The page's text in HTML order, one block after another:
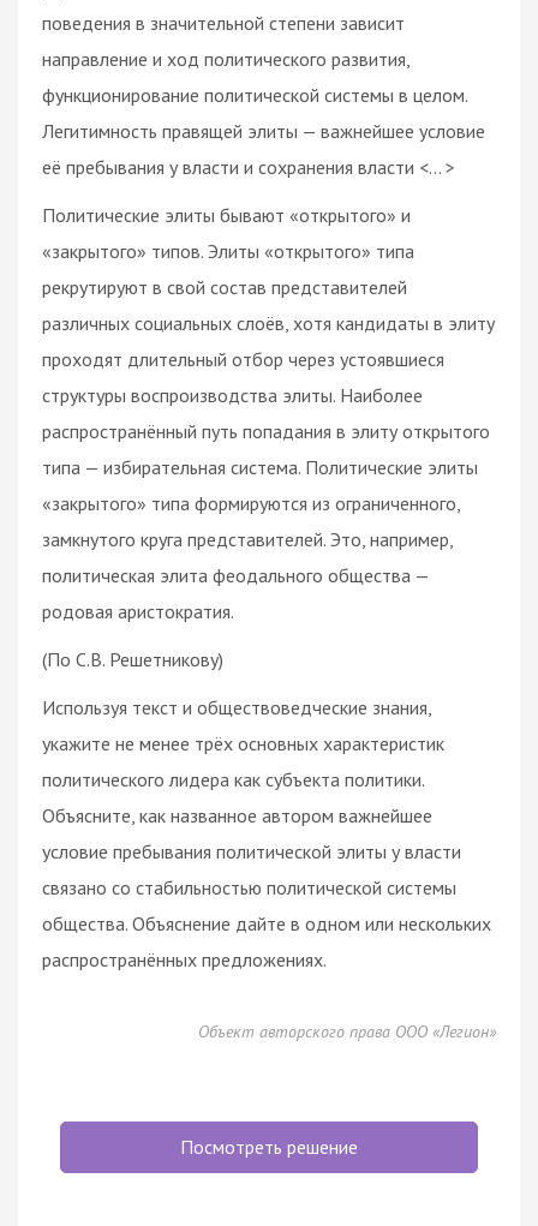
поведения в значительной степени зависит
направление и ход политического развития,
функционирование политической системы в целом.
Легитимность правящей элиты — важнейшее условие
её пребывания у власти и сохранения власти <... >
Политические элиты бывают «открытого» и
«закрытого» типов. Элиты «открытого» типа
рекрутируют в свой состав представителей
различных социальных слоёв, хотя кандидаты в элиту
проходят длительный отбор через устоявшиеся
структуры воспроизводства элиты. Наиболее
распространённый путь попадания в элиту открытого
типа — избирательная система. Политические элиты
«закрытого» типа формируются из ограниченного,
замкнутого круга представителей. Это, например,
политическая элита феодального общества —
родовая аристократия.
(По С.В. Решетникову)
Используя текст и обществоведческие знания,
укажите не менее трёх основных характеристик
политического лидера как субъекта политики.
Объясните, как названное автором важнейшее
условие пребывания политической элиты у власти
связано со стабильностью политической системы
общества. Объяснение дайте в одном или нескольких
распространённых предложениях.
Объект авторского права ООО «Легион»
Посмотреть решение